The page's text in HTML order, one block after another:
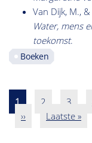
Van Dijk, M.,
Water, mens
toekomst.
Boeken
Paginatie
Pagina
1 Pagina
2 3
Volgende
››
Laatste
Laatste »